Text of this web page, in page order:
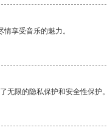
享受音乐的魅力。
无限的隐私保护和安全性保护